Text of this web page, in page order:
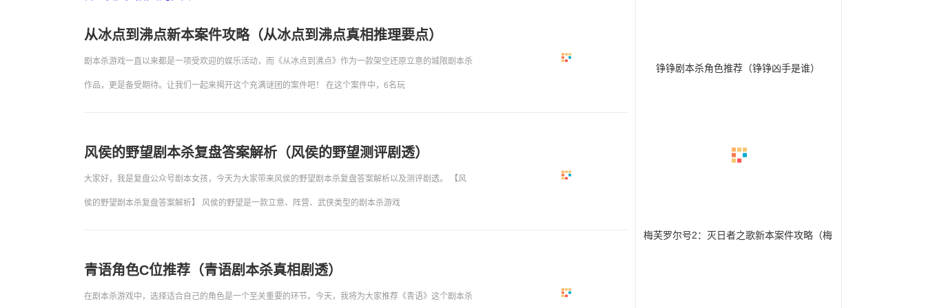
从冰点到沸点新本案件攻略（从冰点到沸点真相推理要点）
剧本杀游戏一直以来都是一项受欢迎的娱乐活动，而《从冰点到沸点》作为一款架空还原立意的城限剧本杀
作品，更是备受期待。让我们一起来揭开这个充满谜团的案件吧！ 在这个案件中，6名玩
风侯的野望剧本杀复盘答案解析（风侯的野望测评剧透）
大家好，我是复盘公众号剧本女孩，今天为大家带来风侯的野望剧本杀复盘答案解析以及测评剧透。 【风
侯的野望剧本杀复盘答案解析】 风侯的野望是一款立意、阵营、武侠类型的剧本杀游戏
青语角色C位推荐（青语剧本杀真相剧透）
在剧本杀游戏中，选择适合自己的角色是一个至关重要的环节。今天，我将为大家推荐《青语》这个剧本杀
铮铮剧本杀角色推荐（铮铮凶手是谁）
梅芙罗尔号2：灭日者之歌新本案件攻略（梅